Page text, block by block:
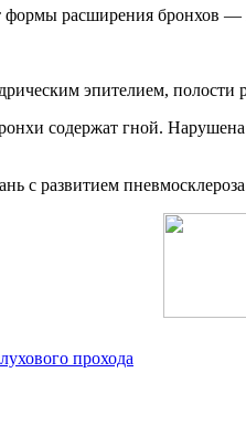
формы расширения бронхов
эпителием,
содержат гной.
с развитием
прохода